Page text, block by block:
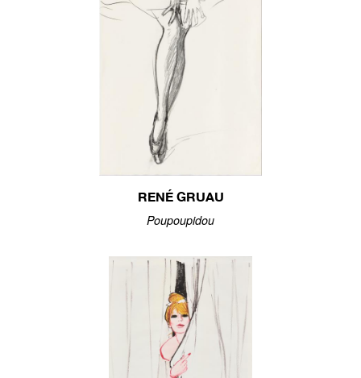
RENÉ GRUAU
Poupoupidou